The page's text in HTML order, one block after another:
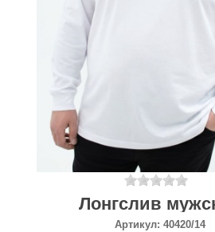
Лонгслив
Артикул: 40420/14